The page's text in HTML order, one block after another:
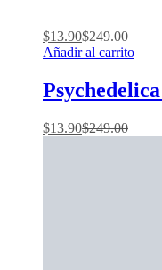
$13.90$249.00
Añadir al carrito
$13.90$249.00